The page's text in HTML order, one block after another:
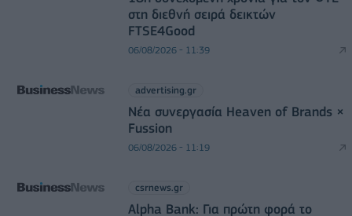
στη διεθνή σειρά δεικτών
FTSE4Good
06/08/2026 - 11:39
advertising.gr
Νέα συνεργασία Heaven of Brands ×
Fussion
06/08/2026 - 11:19
csrnews.gr
Alpha Bank: Για πρώτη φορά το